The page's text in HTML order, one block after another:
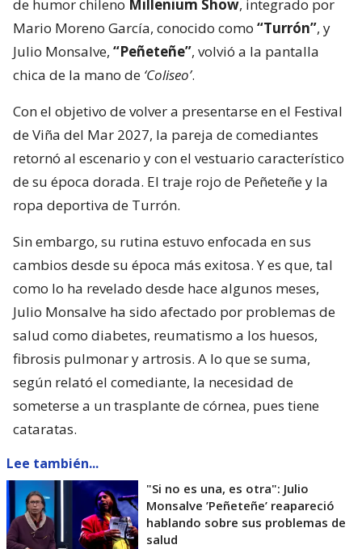
de humor chileno Millenium Show, integrado por
Mario Moreno García, conocido como “Turrón”, y
Julio Monsalve, “Peñeteñe”, volvió a la pantalla
chica de la mano de ‘Coliseo’.
Con el objetivo de volver a presentarse en el Festival
de Viña del Mar 2027, la pareja de comediantes
retornó al escenario y con el vestuario característico
de su época dorada. El traje rojo de Peñeteñe y la
ropa deportiva de Turrón.
Sin embargo, su rutina estuvo enfocada en sus
cambios desde su época más exitosa. Y es que, tal
como lo ha revelado desde hace algunos meses,
Julio Monsalve ha sido afectado por problemas de
salud como diabetes, reumatismo a los huesos,
fibrosis pulmonar y artrosis. A lo que se suma,
según relató el comediante, la necesidad de
someterse a un trasplante de córnea, pues tiene
cataratas.
Lee también...
"Si no es una, es otra": Julio
Monsalve ’Peñeteñe’ reapareció
hablando sobre sus problemas de
salud